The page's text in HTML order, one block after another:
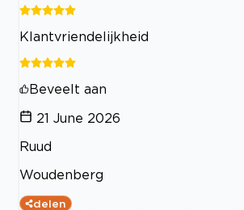
Klantvriendelijkheid
Beveelt aan
21 June 2026
Ruud
Woudenberg
delen